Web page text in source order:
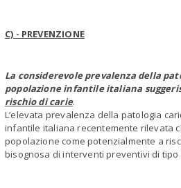
C) - PREVENZIONE
La considerevole prevalenza della
popolazione infantile italiana
rischio di carie.
L’elevata prevalenza della patologia
infantile italiana recentemente rilevata
popolazione come potenzialmente a
bisognosa di interventi preventivi di tipo